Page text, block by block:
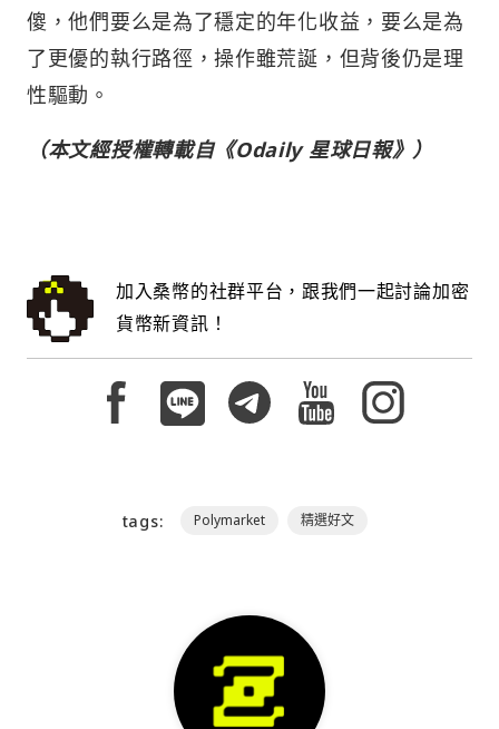
傻，他們要么是為了穩定的年化收益，要么是為
了更優的執行路徑，操作雖荒誕，但背後仍是理
性驅動。
（本文經授權轉載自《Odaily 星球日報》）
加入桑幣的社群平台，跟我們一起討論加密
貨幣新資訊！
tags: Polymarket 精選好文